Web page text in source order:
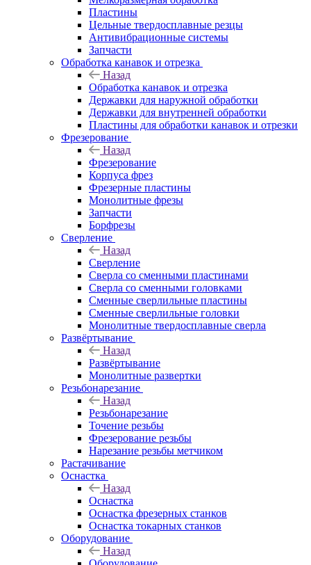
Пластины
Цельные твердосплавные резцы
Антивибрационные системы
Запчасти
Обработка канавок и отрезка
Назад
Обработка канавок и отрезка
Державки для наружной обработки
Державки для внутренней обработки
Пластины для обработки канавок и отрезки
Фрезерование
Назад
Фрезерование
Корпуса фрез
Фрезерные пластины
Монолитные фрезы
Запчасти
Борфрезы
Сверление
Назад
Сверление
Сверла со сменными пластинами
Сверла со сменными головками
Сменные сверлильные пластины
Сменные сверлильные головки
Монолитные твердосплавные сверла
Развёртывание
Назад
Развёртывание
Монолитные развертки
Резьбонарезание
Назад
Резьбонарезание
Точение резьбы
Фрезерование резьбы
Нарезание резьбы метчиком
Растачивание
Оснастка
Назад
Оснастка
Оснастка фрезерных станков
Оснастка токарных станков
Оборудование
Назад